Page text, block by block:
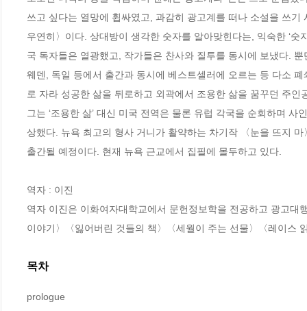
쓰고 싶다는 열망에 휩싸였고, 과감히 광고계를 떠나 소설을 쓰
우연히〉이다. 상대방이 생각한 숫자를 알아맞힌다는, 익숙한 ‘
국 독자들은 열광했고, 작가들은 찬사와 질투를 동시에 보냈다.
웨덴, 독일 등에서 출간과 동시에 베스트셀러에 오르는 등 다소
로 자라 성공한 삶을 뒤로하고 외곽에서 조용한 삶을 꿈꾸던 주
그는 ‘조용한 삶’ 대신 미국 전역은 물론 유럽 각국을 순회하며
상했다. 뉴욕 최고의 형사 거니가 활약하는 차기작 〈눈을 뜨지
출간될 예정이다. 현재 뉴욕 근교에서 집필에 몰두하고 있다.
역자 : 이진
역자 이진은 이화여자대학교에서 문헌정보학을 전공하고 광고
이야기〉〈잃어버린 것들의 책〉〈세월이 주는 선물〉〈레이스
목차
prologue